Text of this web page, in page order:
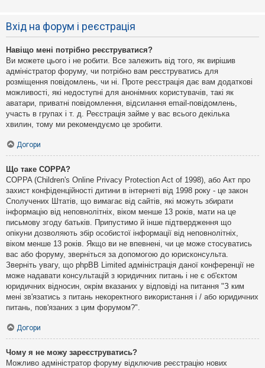
Вхід на форум і реєстрація
Навіщо мені потрібно реєструватися?
Ви можете цього і не робити. Все залежить від того, як вирішив
адміністратор форуму, чи потрібно вам реєструватись для
розміщення повідомлень, чи ні. Проте реєстрація дає вам додаткові
можливості, які недоступні для анонімних користувачів, такі як
аватари, приватні повідомлення, відсилання email-повідомлень,
участь в групах і т. д. Реєстрація займе у вас всього декілька
хвилин, тому ми рекомендуємо це зробити.
Догори
Що таке COPPA?
COPPA (Children's Online Privacy Protection Act of 1998), або Акт про
захист конфіденційності дитини в інтернеті від 1998 року - це закон
Сполучених Штатів, що вимагає від сайтів, які можуть збирати
інформацію від неповнолітніх, віком менше 13 років, мати на це
письмову згоду батьків. Припустимо й інше підтвердження що
опікуни дозволяють збір особистої інформації від неповнолітніх,
віком менше 13 років. Якщо ви не впевнені, чи це може стосуватись
вас або форуму, зверніться за допомогою до юрисконсульта.
Зверніть увагу, що phpBB Limited адміністрація даної конференції не
може надавати консультацій з юридичних питань і не є об'єктом
юридичних відносин, окрім вказаних у відповіді на питання "З ким
мені зв'язатись з питань некоректного використання і / або юридичних
питань, пов'язаних з цим форумом?".
Догори
Чому я не можу зареєструватись?
Можливо адміністратор форуму відключив реєстрацію нових